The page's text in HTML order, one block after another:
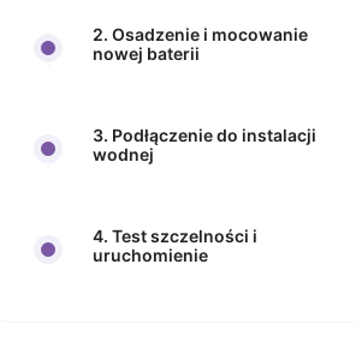
2. Osadzenie i mocowanie
nowej baterii
3. Podłączenie do instalacji
wodnej
4. Test szczelności i
uruchomienie